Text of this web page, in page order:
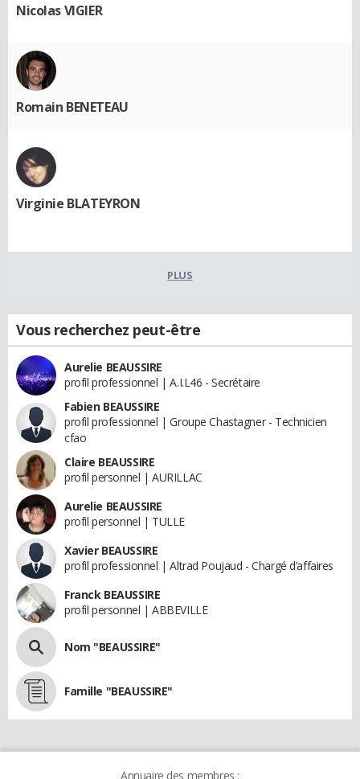
Nicolas VIGIER
Romain BENETEAU
Virginie BLATEYRON
PLUS
Vous recherchez peut-être
Aurelie BEAUSSIRE
profil professionnel | A.I.L46 - Secrétaire
Fabien BEAUSSIRE
profil professionnel | Groupe Chastagner - Technicien
cfao
Claire BEAUSSIRE
profil personnel | AURILLAC
Aurelie BEAUSSIRE
profil personnel | TULLE
Xavier BEAUSSIRE
profil professionnel | Altrad Poujaud - Chargé d’affaires
Franck BEAUSSIRE
profil personnel | ABBEVILLE
Nom "BEAUSSIRE"
Famille "BEAUSSIRE"
Annuaire des membres :